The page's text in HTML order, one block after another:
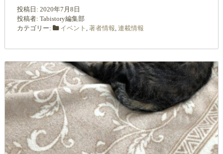
投稿日: 2020年7月8日
投稿者: Tabistory編集部
カテゴリー:
イベント , 著者情報, 連載情報